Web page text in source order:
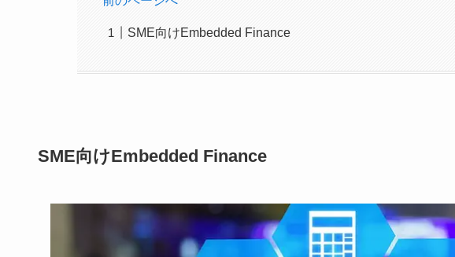
SME向けEmbedded Finance
SME向けEmbedded Finance